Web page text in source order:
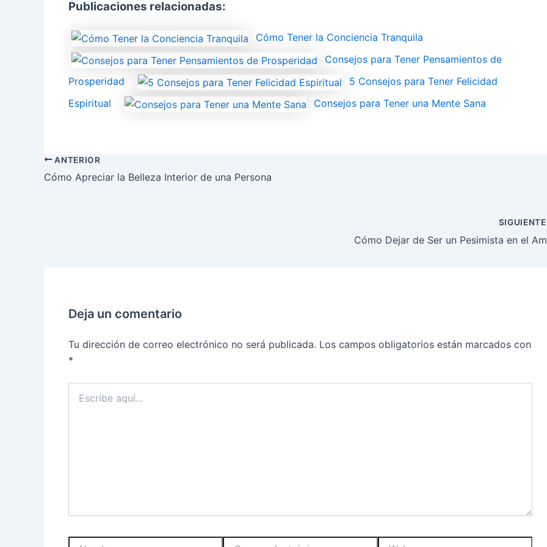
Publicaciones relacionadas:
Cómo Tener la Conciencia Tranquila
Consejos para Tener Pensamientos de
Prosperidad
5 Consejos para Tener Felicidad
Espiritual
Consejos para Tener una Mente Sana
ANTERIOR
Cómo Apreciar la Belleza Interior de una Persona
Cómo Dejar de Ser un Pesimista en el
Deja un comentario
Tu dirección de correo electrónico no será publicada. Los campos obligatorios están marcados con
*
aquí...